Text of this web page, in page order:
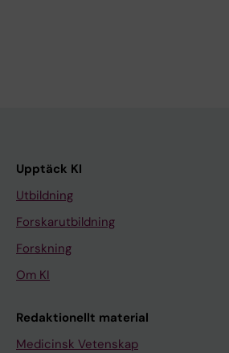
Upptäck KI
Utbildning
Forskarutbildning
Forskning
Om KI
Redaktionellt material
Medicinsk Vetenskap